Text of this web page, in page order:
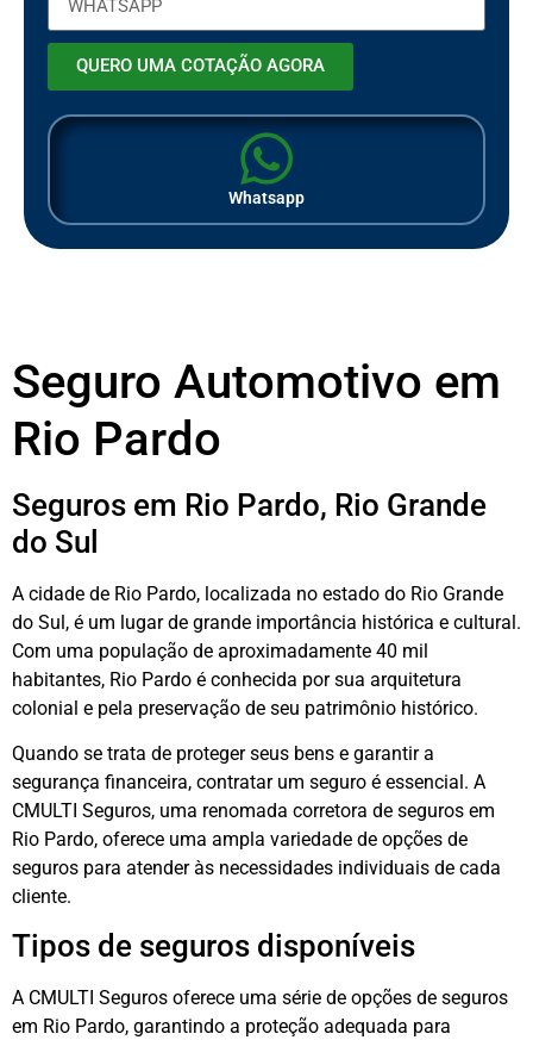
QUERO UMA COTAÇÃO AGORA
Whatsapp
Seguro Automotivo em
Rio Pardo
Seguros em Rio Pardo, Rio Grande
do Sul
A cidade de Rio Pardo, localizada no estado do Rio Grande
do Sul, é um lugar de grande importância histórica e cultural.
Com uma população de aproximadamente 40 mil
habitantes, Rio Pardo é conhecida por sua arquitetura
colonial e pela preservação de seu patrimônio histórico.
Quando se trata de proteger seus bens e garantir a
segurança financeira, contratar um seguro é essencial. A
CMULTI Seguros, uma renomada corretora de seguros em
Rio Pardo, oferece uma ampla variedade de opções de
seguros para atender às necessidades individuais de cada
cliente.
Tipos de seguros disponíveis
A CMULTI Seguros oferece uma série de opções de seguros
em Rio Pardo, garantindo a proteção adequada para